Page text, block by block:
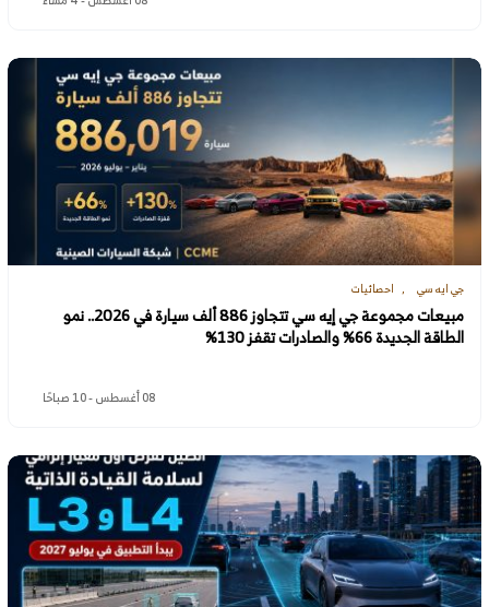
جي ايه سي احصائيات
مبيعات مجموعة جي إيه سي تتجاوز 886 ألف سيارة في 2026.. نمو
الطاقة الجديدة 66% والصادرات تقفز 130%
08 أغسطس - 10 صباحًا